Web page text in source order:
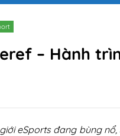
– Hành
eSports đang bùng nổ,